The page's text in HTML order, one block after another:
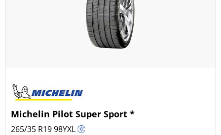
Michelin Pilot Super Sport *
265/35 R1998YXL